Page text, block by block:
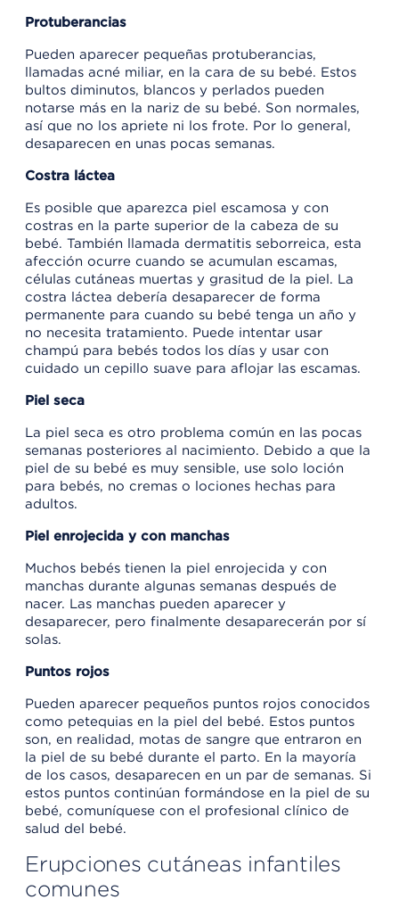
Protuberancias
Pueden aparecer pequeñas protuberancias,
llamadas acné miliar, en la cara de su bebé. Estos
bultos diminutos, blancos y perlados pueden
notarse más en la nariz de su bebé. Son normales,
así que no los apriete ni los frote. Por lo general,
desaparecen en unas pocas semanas.
Costra láctea
Es posible que aparezca piel escamosa y con
costras en la parte superior de la cabeza de su
bebé. También llamada dermatitis seborreica, esta
afección ocurre cuando se acumulan escamas,
células cutáneas muertas y grasitud de la piel. La
costra láctea debería desaparecer de forma
permanente para cuando su bebé tenga un año y
no necesita tratamiento. Puede intentar usar
champú para bebés todos los días y usar con
cuidado un cepillo suave para aflojar las escamas.
Piel seca
La piel seca es otro problema común en las pocas
semanas posteriores al nacimiento. Debido a que la
piel de su bebé es muy sensible, use solo loción
para bebés, no cremas o lociones hechas para
adultos.
Piel enrojecida y con manchas
Muchos bebés tienen la piel enrojecida y con
manchas durante algunas semanas después de
nacer. Las manchas pueden aparecer y
desaparecer, pero finalmente desaparecerán por sí
solas.
Puntos rojos
Pueden aparecer pequeños puntos rojos conocidos
como petequias en la piel del bebé. Estos puntos
son, en realidad, motas de sangre que entraron en
la piel de su bebé durante el parto. En la mayoría
de los casos, desaparecen en un par de semanas. Si
estos puntos continúan formándose en la piel de su
bebé, comuníquese con el profesional clínico de
salud del bebé.
Erupciones cutáneas infantiles
comunes